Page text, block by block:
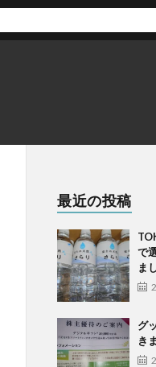
最近の投稿
で
ま
グ
き